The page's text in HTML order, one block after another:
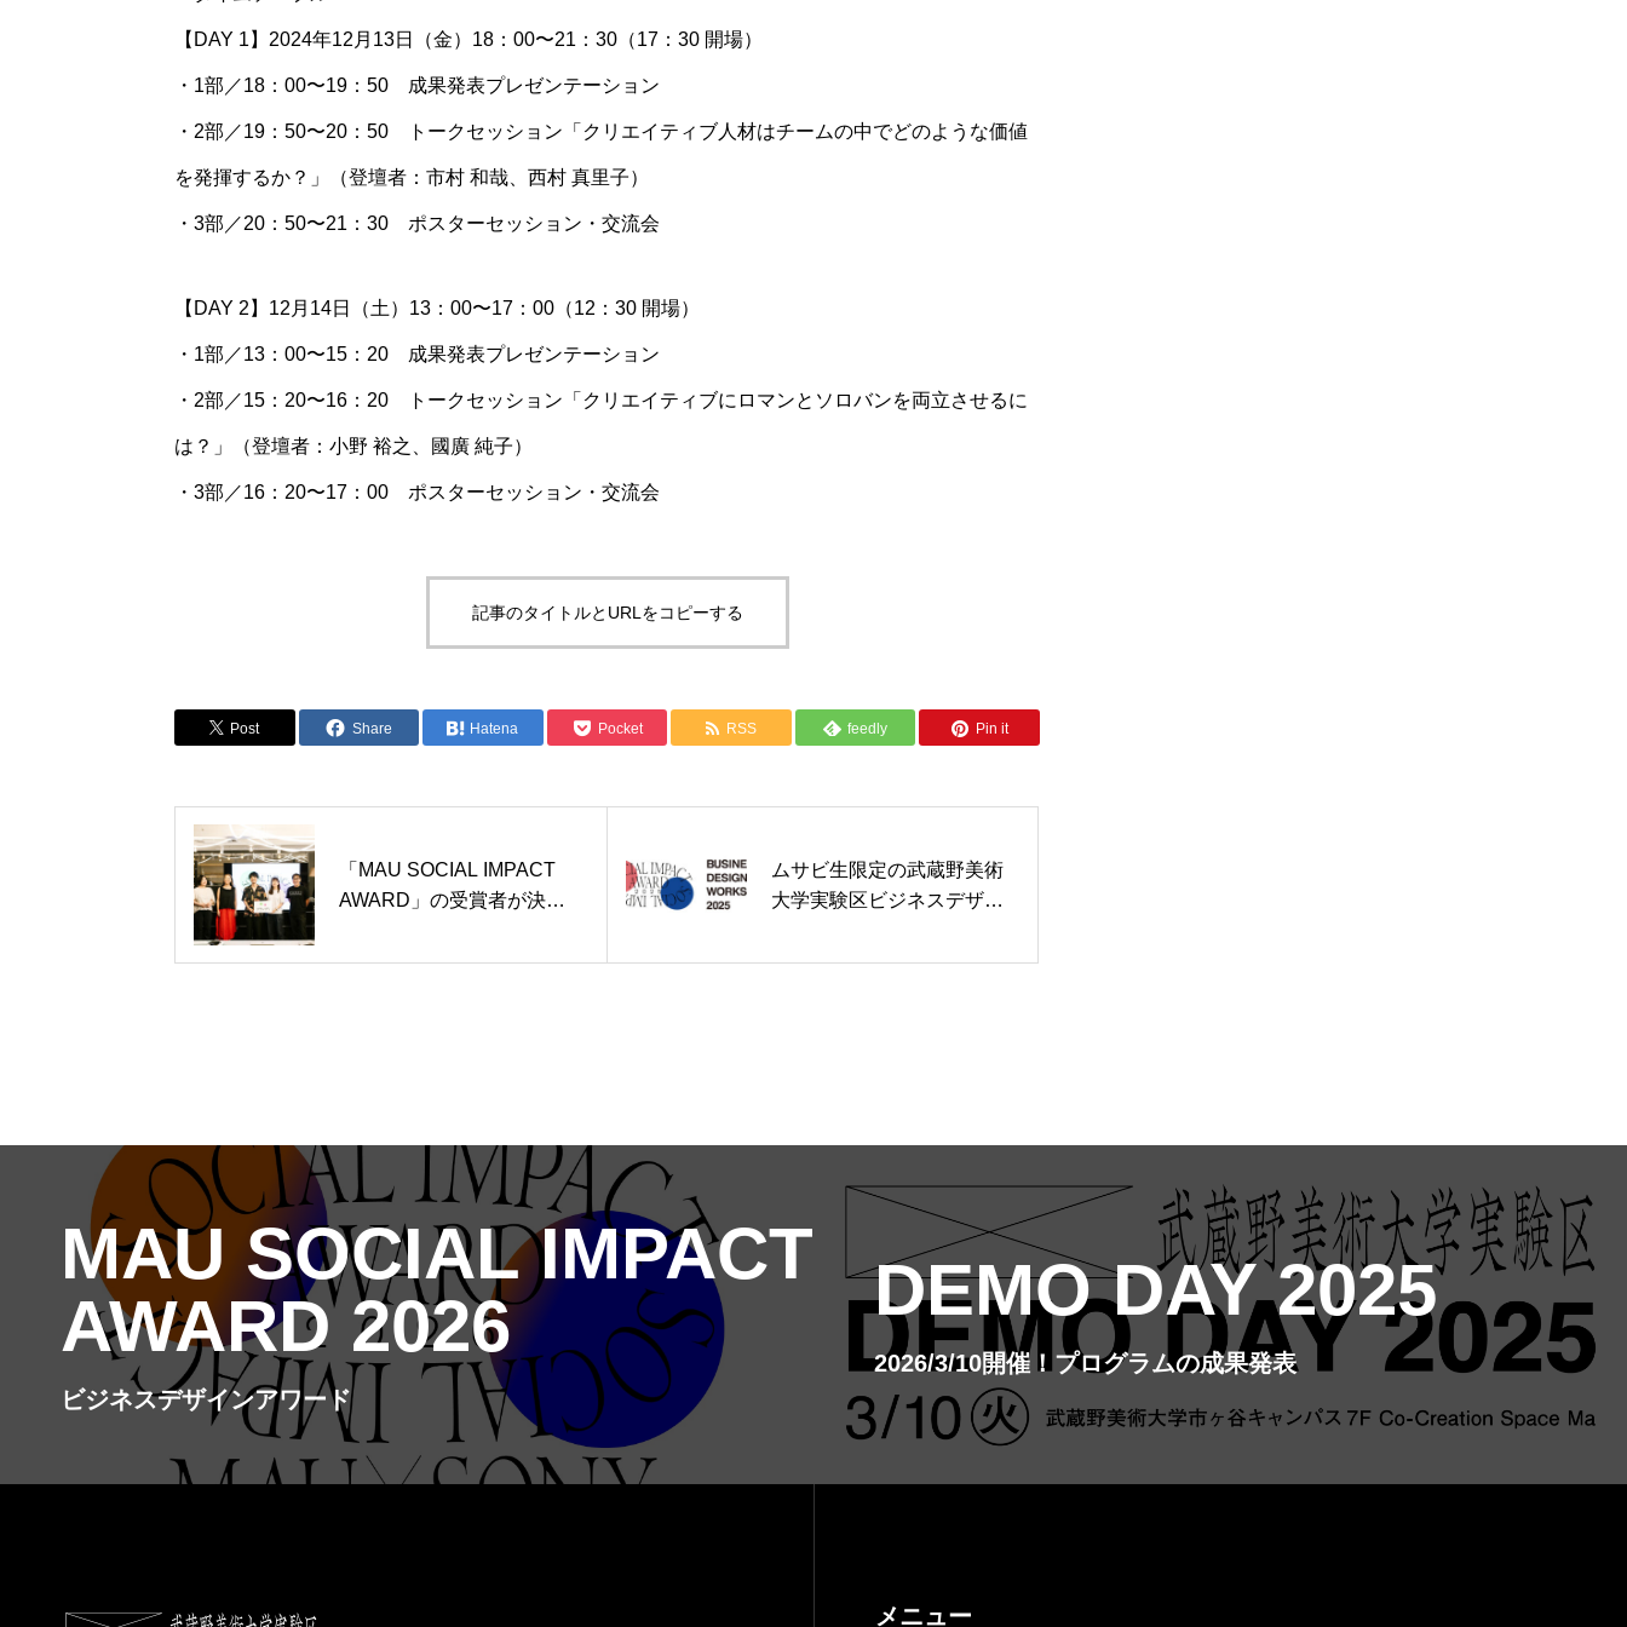
MAGAZINE
【DAY 1】2024年12⽉13⽇（金）18：00〜21：30（17：30 開場）
・1部／18：00〜19：50 成果発表プレゼンテーション
・2部／19：50〜20：50 トークセッション「クリエイティブ人材はチームの中でどのような価値
を発揮するか？」（登壇者：市村 和哉、西村 真里子）
・3部／20：50〜21：30 ポスターセッション・交流会
【DAY 2】12⽉14⽇（土）13：00〜17：00（12：30 開場）
・1部／13：00〜15：20 成果発表プレゼンテーション
・2部／15：20〜16：20 トークセッション「クリエイティブにロマンとソロバンを両立させるに
は？」（登壇者：小野 裕之、國廣 純子）
・3部／16：20〜17：00 ポスターセッション・交流会
記事のタイトルとURLをコピーする
Post Share Hatena Pocket RSS feedly Pin it
「MAU SOCIAL IMPACT
AWARD」の受賞者が決
ムサビ生限定の武蔵野美術
大学実験区ビジネスデザイ
MAU SOCIAL IMPACT
AWARD 2026
ビジネスデザインアワード
DEMO DAY 2025
2026/3/10開催！プログラムの成果発表
メニュー